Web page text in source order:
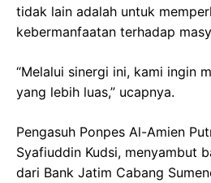
tidak lain adalah untuk
kebermanfaatan terhadap
“Melalui sinergi ini, kami ingin
yang lebih luas,” ucapnya.
Pengasuh Ponpes Al-Amien
Syafiuddin Kudsi, menyambut
dari Bank Jatim Cabang